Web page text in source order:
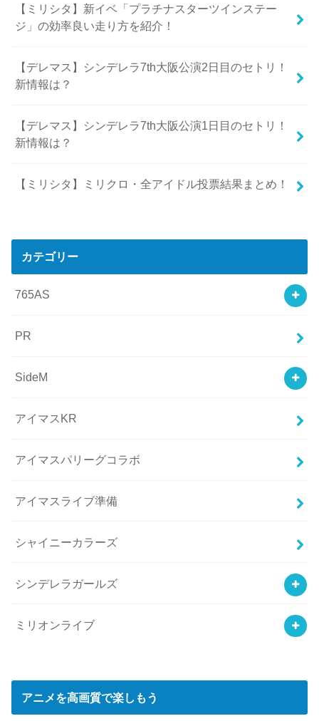
【ミリシタ】新イベ「プラチナスターツインステー
ジ」の効率良い走り方を紹介！
【デレマス】シンデレラ7th大阪公演2日目のセトリ！
新情報は？
【デレマス】シンデレラ7th大阪公演1日目のセトリ！
新情報は？
【ミリシタ】ミリクロ・全アイドル投票結果まとめ！
カテゴリー
765AS
PR
SideM
アイマスKR
アイマスパリーグコラボ
アイマスライブ準備
シャイニーカラーズ
シンデレラガールズ
ミリオンライブ
アニメを高画質で楽しもう